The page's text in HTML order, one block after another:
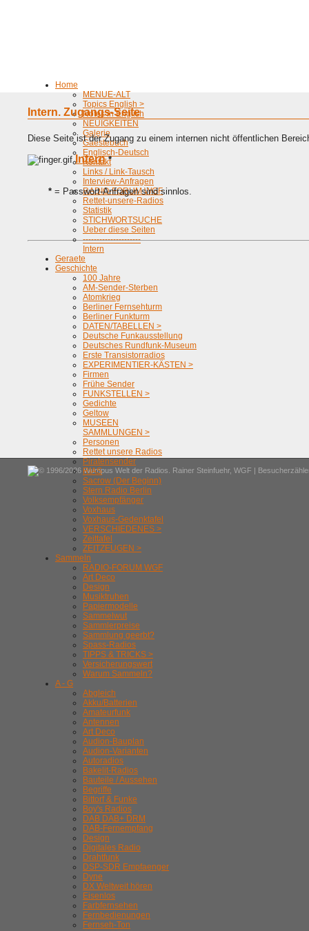
Home
MENUE-ALT
Topics English >
Notes in English
NEUIGKEITEN
Galerie
Gaestebuch
Englisch-Deutsch
Kontakt
Links / Link-Tausch
Interview-Anfragen
RADIO-FORUM WGF
Rettet-unsere-Radios
Statistik
STICHWORTSUCHE
Ueber diese Seiten
---------------------
Intern
Geraete
Geschichte
100 Jahre
AM-Sender-Sterben
Atomkrieg
Berliner Fernsehturm
Berliner Funkturm
DATEN/TABELLEN >
Deutsche Funkausstellung
Deutsches Rundfunk-Museum
Erste Transistorradios
EXPERIMENTIER-KÄSTEN >
Firmen
Frühe Sender
FUNKSTELLEN >
Gedichte
Geltow
MUSEEN
SAMMLUNGEN >
Personen
Rettet unsere Radios
Piratensender
RIAS
Sacrow (Der Beginn)
Stern Radio Berlin
Volksempfänger
Voxhaus
Voxhaus-Gedenktafel
VERSCHIEDENES >
Zeittafel
ZEITZEUGEN >
Sammeln
RADIO-FORUM WGF
Art Deco
Design
Musiktruhen
Papiermodelle
Sammelwut
Sammlerpreise
Sammlung geerbt?
Spass-Radios
TIPPS & TRICKS >
Versicherungswert
Warum Sammeln?
A - G
Abgleich
Akku/Batterien
Amateurfunk
Antennen
Art Deco
Audion-Bauplan
Audion-Varianten
Autoradios
Bakelit-Radios
Bauteile / Aussehen
Begriffe
Bittorf & Funke
Boy's Radios
DAB DAB+ DRM
DAB-Fernempfang
Design
Digitales Radio
Drahtfunk
DSP-SDR Empfaenger
Dyne
DX Weltweit hören
Eisenlos
Farbfernsehen
Fernbedienungen
Fernseh-Ton
Intern. Zugangs-Seite
Diese Seite ist der Zugang zu einem internen nicht öffentlichen
Intern *
* = Passwort-Anfragen sind sinnlos.
© 1996/2026 Wumpus Welt der Radios. Rainer Steinfuehr, WGF |